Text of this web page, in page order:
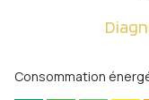
Consommation